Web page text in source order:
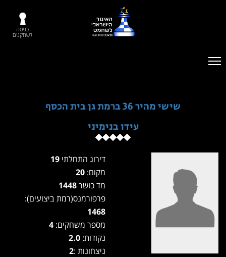
כניסה
לשחקנים
שישי מהיר 36 ברמת גן בית הכסף
עידו בנימיני
דירוג התחלתי
מקום:
מד כושר
פרפורמנס(רמת ביצועים):
1468
מספר משחקים:
נקודות: 2.0
ניצחונות :2